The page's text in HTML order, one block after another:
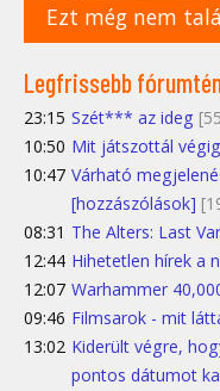
Ezt még nem
Legfrissebb
23:15 Szét*** az ideg
10:50 Mit játszottál
10:47 Várható
[hozzászólások]
08:31 The Alters: Last
12:44 Hihetetlen hírek a
12:07 Warhammer
09:46 Filmsarok - mit
13:02 Kiderült végre,
pontos dátumot